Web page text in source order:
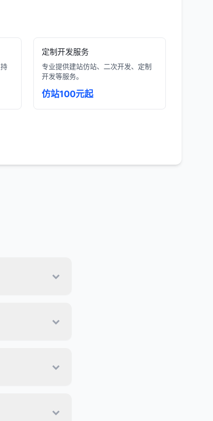
定制开发服务
专业提供建站仿站、二次开发、定制
开发等服务。
仿站100元起